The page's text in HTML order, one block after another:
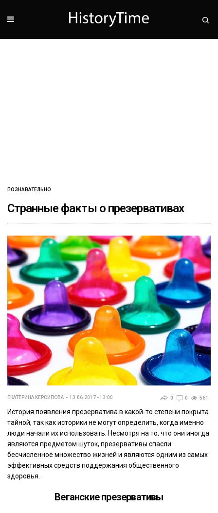
ПОЗНАВАТЕЛЬНО
Странные факты о презервативах
ЕКАТЕРИНА КЕРСИПОВА 13.06.2017 - 13:00 0 0 561
История появления презерватива в какой-то степени покрыта
тайной, так как историки не могут определить, когда именно
люди начали их использовать. Несмотря на то, что они иногда
являются предметом шуток, презервативы спасли
бесчисленное множество жизней и являются одним из самых
эффективных средств поддержания общественного
здоровья.
Веганские презервативы